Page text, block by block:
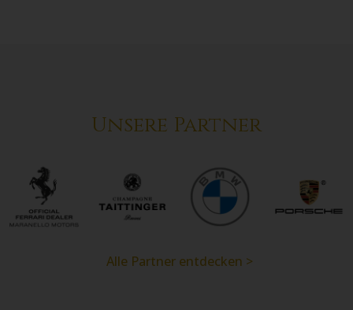
Unsere Partner
Alle Partner entdecken >